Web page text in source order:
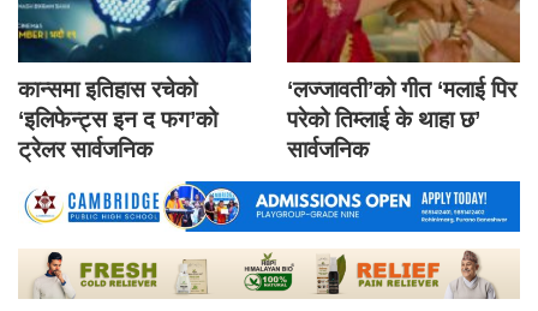
कान्समा इतिहास रचेको
‘इलिफेन्ट्स इन द फग’को
ट्रेलर सार्वजनिक
‘लज्जावती’को गीत ‘मलाई पिर
परेको तिम्लाई के थाहा छ’
सार्वजनिक